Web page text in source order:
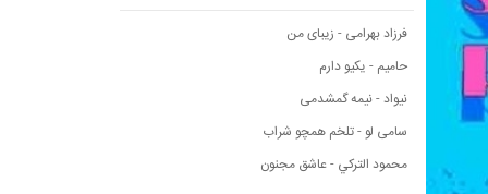
فرزاد بهرامی - زیبای من
حامیم - یکیو دارم
نیواد - نیمه گمشدمی
سامی لو - تلخم همچو شراب
محمود التركي - عاشق مجنون